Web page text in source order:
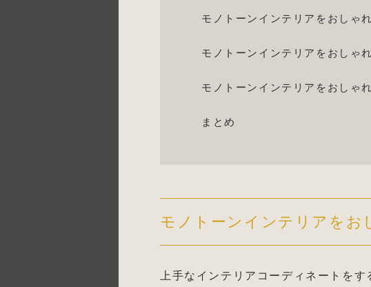
モノトーンインテリアをおしゃ
モノトーンインテリアをおしゃ
モノトーンインテリアをおしゃ
まとめ
モノトーンインテリアを
上手なインテリアコーディネートを